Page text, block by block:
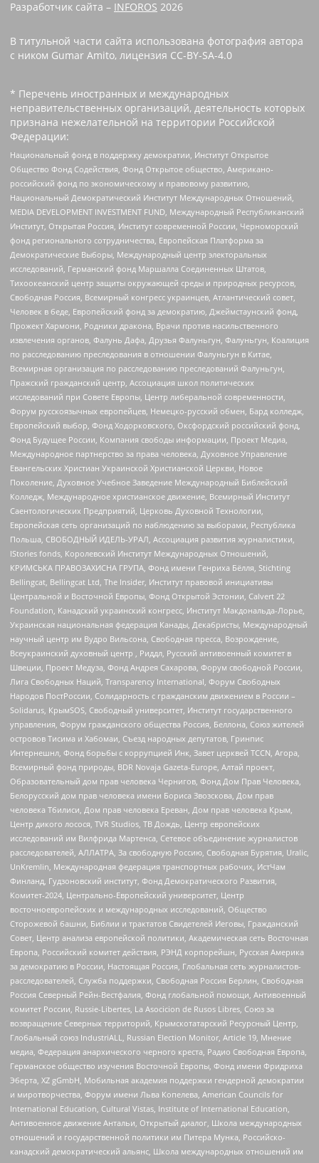
Разработчик сайта – INFOROS 2026
В титульной части сайта использована фотография автора
с ником Gumar Amito, лицензия CC-BY-SA-4.0
* Перечень иностранных и международных
неправительственных организаций, деятельность которых
признана нежелательной на территории Российской
Федерации:
Национальный фонд в поддержку демократии, Институт Открытое
Общество Фонд Содействия, Фонд Открытое общество, Американо-
российский фонд по экономическому и правовому развитию,
Национальный Демократический Институт Международных Отношений,
MEDIA DEVELOPMENT INVESTMENT FUND, Международный Республиканский
Институт, Открытая Россия, Институт современной России, Черноморский
фонд регионального сотрудничества, Европейская Платформа за
Демократические Выборы, Международный центр электоральных
исследований, Германский фонд Маршалла Соединенных Штатов,
Тихоокеанский центр защиты окружающей среды и природных ресурсов,
Свободная Россия, Всемирный конгресс украинцев, Атлантический совет,
Человек в беде, Европейский фонд за демократию, Джеймстаунский фонд,
Прожект Хармони, Родники дракона, Врачи против насильственного
извлечения органов, Фалунь Дафа, Друзья Фалуньгун, Фалуньгун, Коалиция
по расследованию преследования в отношении Фалуньгун в Китае,
Всемирная организация по расследованию преследований Фалуньгун,
Пражский гражданский центр, Ассоциация школ политических
исследований при Совете Европы, Центр либеральной современности,
Форум русскоязычных европейцев, Немецко-русский обмен, Бард колледж,
Европейский выбор, Фонд Ходорковского, Оксфордский российский фонд,
Фонд Будущее России, Компания свободы информации, Проект Медиа,
Международное партнерство за права человека, Духовное Управление
Евангельских Христиан Украинской Христианской Церкви, Новое
Поколение, Духовное Учебное Заведение Международный Библейский
Колледж, Международное христианское движение, Всемирный Институт
Саентологических Предприятий, Церковь Духовной Технологии,
Европейская сеть организаций по наблюдению за выборами, Республика
Польша, СВОБОДНЫЙ ИДЕЛЬ-УРАЛ, Ассоциация развития журналистики,
IStories fonds, Королевский Институт Международных Отношений,
КРИМСЬКА ПРАВОЗАХИСНА ГРУПА, Фонд имени Генриха Бёлля, Stichting
Bellingcat, Bellingcat Ltd, The Insider, Институт правовой инициативы
Центральной и Восточной Европы, Фонд Открытой Эстонии, Calvert 22
Foundation, Канадский украинский конгресс, Институт Макдональда-Лорье,
Украинская национальная федерация Канады, Декабристы, Международный
научный центр им Вудро Вильсона, Свободная пресса, Возрождение,
Всеукраинский духовный центр , Риддл, Русский антивоенный комитет в
Швеции, Проект Медуза, Фонд Андрея Сахарова, Форум свободной России,
Лига Свободных Наций, Transparеncy International, Форум Свободных
Народов ПостРоссии, Солидарность с гражданским движением в России –
Solidarus, КрымSOS, Свободный университет, Институт государственного
управления, Форум гражданского общества Россия, Беллона, Союз жителей
островов Тисима и Хабомаи, Съезд народных депутатов, Гринпис
Интернешнл, Фонд борьбы с коррупцией Инк, Завет церквей TCCN, Агора,
Всемирный фонд природы, BDR Novaja Gazeta-Europe, Алтай проект,
Образовательный дом прав человека Чернигов, Фонд Дом Прав Человека,
Белорусский дом прав человека имени Бориса Звозскова, Дом прав
человека Тбилиси, Дом прав человека Ереван, Дом прав человека Крым,
Центр дикого лосося, TVR Studios, ТВ Дождь, Центр европейских
исследований им Вилфрида Мартенса, Сетевое объединение журналистов
расследователей, АЛЛАТРА, За свободную Россию, Свободная Бурятия, Uralic,
UnKremlin, Международная федерация транспортных рабочих, ИстЧам
Финланд, Гудзоновский институт, Фонд Демократического Развития,
Комитет-2024, Центрально-Европейский университет, Центр
восточноевропейских и международных исследований, Общество
Сторожевой башни, Библии и трактатов Свидетелей Иеговы, Гражданский
Совет, Центр анализа европейской политики, Академическая сеть Восточная
Европа, Российский комитет действия, РЭНД корпорейшн, Русская Америка
за демократию в России, Настоящая Россия, Глобальная сеть журналистов-
расследователей, Служба поддержки, Свободная Россия Берлин, Свободная
Россия Северный Рейн-Вестфалия, Фонд глобальной помощи, Антивоенный
комитет России, Russie-Libertes, La Asocicion de Rusos Libres, Союз за
возвращение Северных территорий, Крымскотатарский Ресурсный Центр,
Глобальный союз IndustriALL, Russian Election Monitor, Article 19, Мнение
медиа, Федерация анархического черного креста, Радио Свободная Европа,
Германское общество изучения Восточной Европы, Фонд имени Фридриха
Эберта, XZ gGmbH, Мобильная академия поддержки гендерной демократии
и миротворчества, Форум имени Льва Копелева, American Councils for
International Education, Cultural Vistas, Institute of International Education,
Антивоенное движение Антальи, Открытый диалог, Школа международных
отношений и государственной политики им Питера Мунка, Российско-
канадский демократический альянс, Школа международных отношений им